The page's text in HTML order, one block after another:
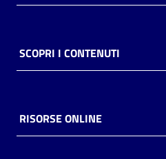
Casa
Piani
storico
SCOPRI I CONTENUTI
RISORSE ONLINE